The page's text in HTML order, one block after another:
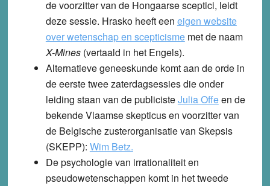
de voorzitter van de Hongaarse sceptici, leidt
deze sessie. Hrasko heeft een eigen website
over wetenschap en scepticismemet de naam
X-Mines(vertaald in het Engels).
Alternatieve geneeskundekomt aan de orde in
de eerste twee zaterdagsessies die onder
leiding staan van de publicisteJulia Offeen de
bekende Vlaamse skepticus en voorzitter van
de Belgische zusterorganisatie van Skepsis
(SKEPP): Wim Betz.
De psychologie van irrationaliteit en
pseudowetenschappen komt in het tweede